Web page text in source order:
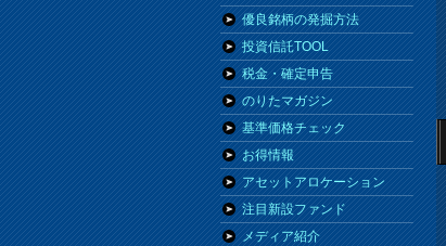
優良銘柄の発掘方法
投資信託TOOL
税金・確定申告
のりたマガジン
基準価格チェック
お得情報
アセットアロケーション
注目新設ファンド
メディア紹介